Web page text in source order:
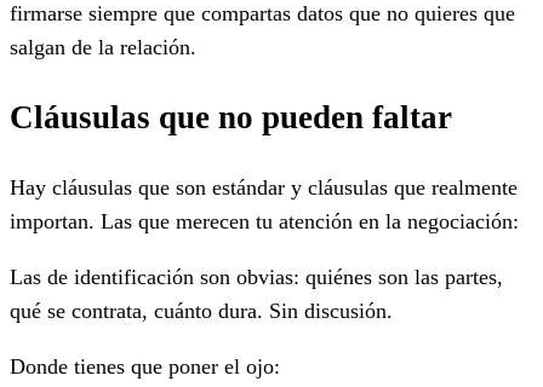
firmarse siempre que compartas datos que no quieres que
salgan de la relación.
Cláusulas que no pueden faltar
Hay cláusulas que son estándar y cláusulas que realmente
importan. Las que merecen tu atención en la negociación:
Las de identificación son obvias: quiénes son las partes,
qué se contrata, cuánto dura. Sin discusión.
Donde tienes que poner el ojo: